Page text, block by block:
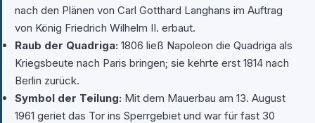
nach den Plänen von Carl Gotthard Langhans im Auftrag
von König Friedrich Wilhelm II. erbaut.
Raub der Quadriga: 1806 ließ Napoleon die Quadriga als
Kriegsbeute nach Paris bringen; sie kehrte erst 1814 nach
Berlin zurück.
Symbol der Teilung: Mit dem Mauerbau am 13. August
1961 geriet das Tor ins Sperrgebiet und war für fast 30